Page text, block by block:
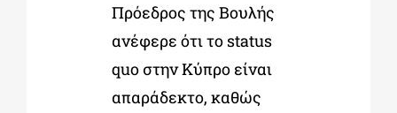
Πρόεδρος της Βουλής
ανέφερε ότι το status
quo στην Κύπρο είναι
απαράδεκτο, καθώς